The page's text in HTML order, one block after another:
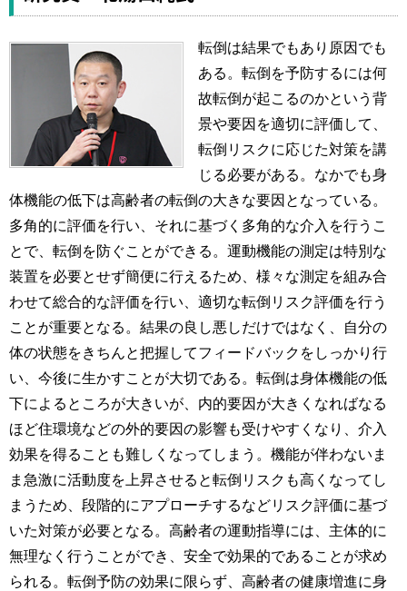
転倒は結果でもあり原因でも
ある。転倒を予防するには何
故転倒が起こるのかという背
景や要因を適切に評価して、
転倒リスクに応じた対策を講
じる必要がある。なかでも身
体機能の低下は高齢者の転倒の大きな要因となっている。
多角的に評価を行い、それに基づく多角的な介入を行うこ
とで、転倒を防ぐことができる。運動機能の測定は特別な
装置を必要とせず簡便に行えるため、様々な測定を組み合
わせて総合的な評価を行い、適切な転倒リスク評価を行う
ことが重要となる。結果の良し悪しだけではなく、自分の
体の状態をきちんと把握してフィードバックをしっかり行
い、今後に生かすことが大切である。転倒は身体機能の低
下によるところが大きいが、内的要因が大きくなればなる
ほど住環境などの外的要因の影響も受けやすくなり、介入
効果を得ることも難しくなってしまう。機能が伴わないま
ま急激に活動度を上昇させると転倒リスクも高くなってし
まうため、段階的にアプローチするなどリスク評価に基づ
いた対策が必要となる。高齢者の運動指導には、主体的に
無理なく行うことができ、安全で効果的であることが求め
られる。転倒予防の効果に限らず、高齢者の健康増進に身